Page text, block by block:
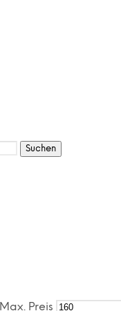
Suchen
Max. Preis